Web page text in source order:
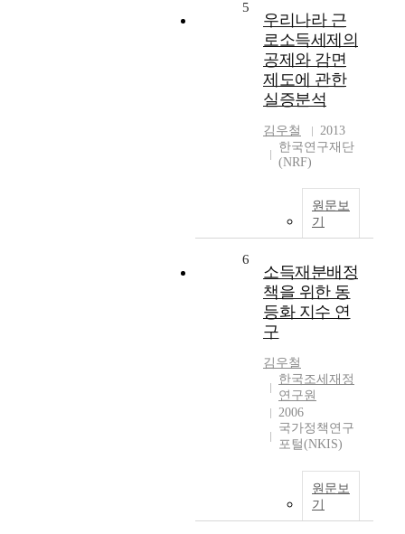
5
우리나라 근
로소득세제의
공제와 감면
제도에 관한
실증분석
김우철
2013
한국연구재단
(NRF)
원문보
기
6
소득재분배정
책을 위한 동
등화 지수 연
구
김우철
한국조세재정
연구원
2006
국가정책연구
포털(NKIS)
원문보
기